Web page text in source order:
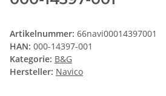
Artikelnummer: 66navi00014397001
HAN: 000-14397-001
Kategorie: B&G
Hersteller: Navico